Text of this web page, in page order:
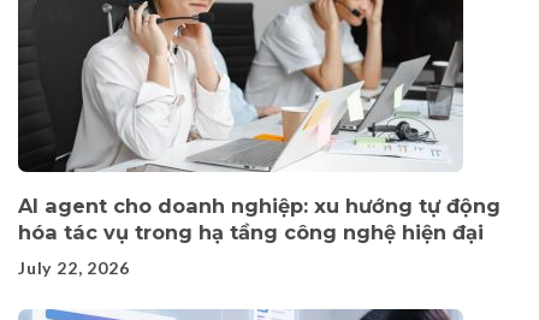
AI agent cho doanh nghiệp: xu hướng tự động
hóa tác vụ trong hạ tầng công nghệ hiện đại
July 22, 2026